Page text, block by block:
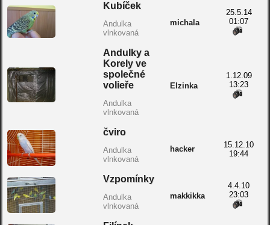
Kubíček
Andulka
vlnkovaná
michala
25.5.14
01:07
Andulky a
Korely ve
společné
volieře
Andulka
vlnkovaná
Elzinka
1.12.09
13:23
čviro
Andulka
vlnkovaná
hacker
15.12.10
19:44
Vzpomínky
Andulka
vlnkovaná
makkikka
4.4.10
23:03